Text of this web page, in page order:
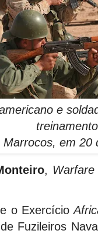
e
treinamento
Marrocos, em 20
,
o Exercício
Fuzileiros